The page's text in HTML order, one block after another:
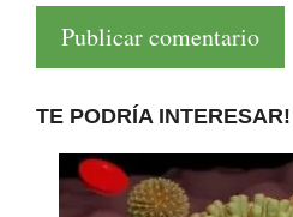
TE PODRÍA INTERESAR!